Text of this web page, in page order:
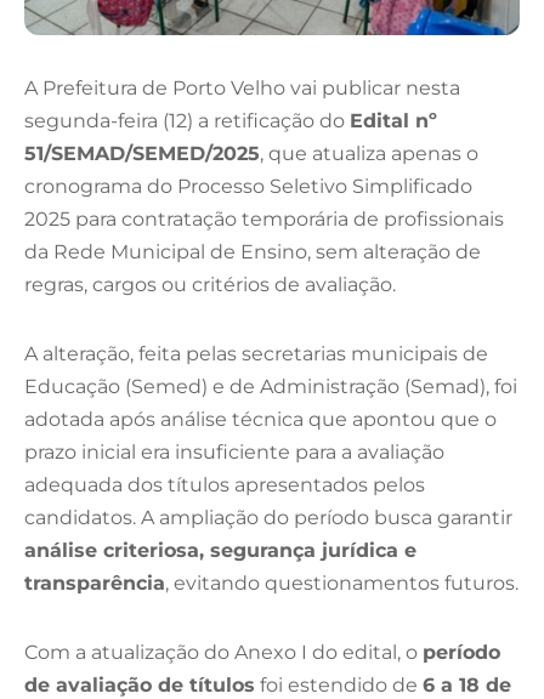
A Prefeitura de Porto Velho vai publicar nesta
segunda-feira (12) a retificação do Edital nº
51/SEMAD/SEMED/2025, que atualiza apenas o
cronograma do Processo Seletivo Simplificado
2025 para contratação temporária de profissionais
da Rede Municipal de Ensino, sem alteração de
regras, cargos ou critérios de avaliação.
A alteração, feita pelas secretarias municipais de
Educação (Semed) e de Administração (Semad), foi
adotada após análise técnica que apontou que o
prazo inicial era insuficiente para a avaliação
adequada dos títulos apresentados pelos
candidatos. A ampliação do período busca garantir
análise criteriosa, segurança jurídica e
transparência, evitando questionamentos futuros.
Com a atualização do Anexo I do edital, o período
de avaliação de títulos foi estendido de 6 a 18 de